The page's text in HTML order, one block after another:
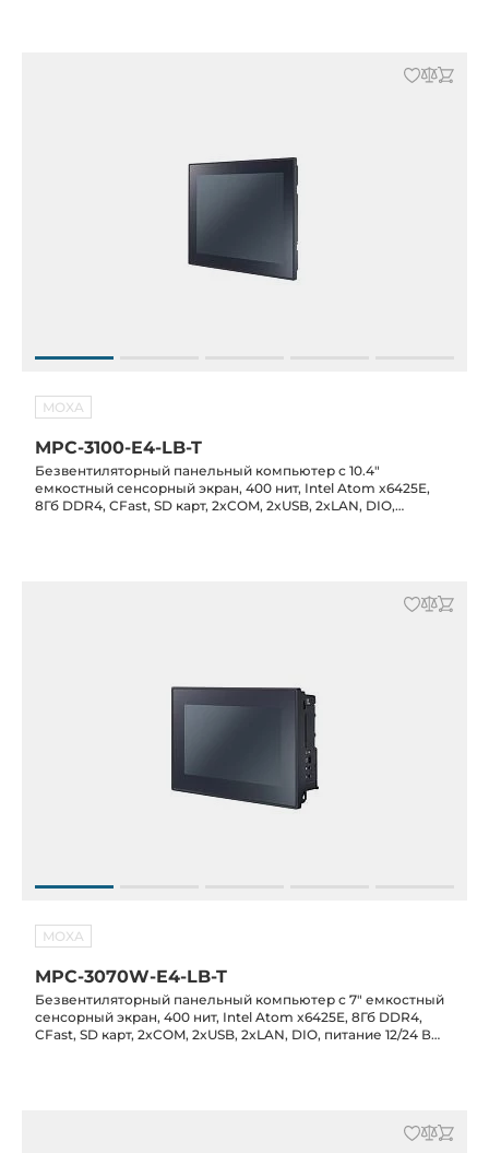
MOXA
MPC-3100-E4-LB-T
Безвентиляторный панельный компьютер с 10.4"
емкостный сенсорный экран, 400 нит, Intel Atom x6425E,
8Гб DDR4, CFast, SD карт, 2xCOM, 2xUSB, 2xLAN, DIO,
MOXA
MPC-3070W-E4-LB-T
Безвентиляторный панельный компьютер с 7" емкостный
сенсорный экран, 400 нит, Intel Atom x6425E, 8Гб DDR4,
CFast, SD карт, 2xCOM, 2xUSB, 2xLAN, DIO, питание 12/24 В